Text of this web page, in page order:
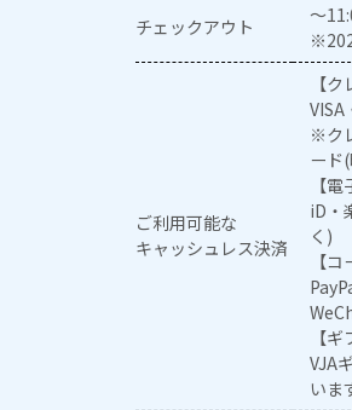
チェックアウト
～
ご利用可能な
キャッシュレス決済
【
※ク
ード
【
iD・
く)
【
【ギ
VJA
いま